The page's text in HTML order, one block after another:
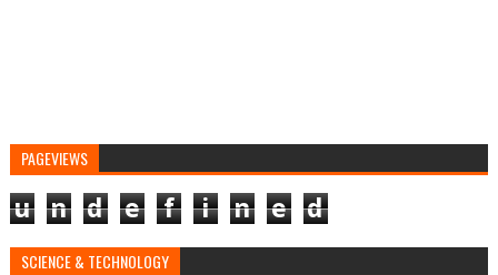
PAGEVIEWS
u n d e f i n e d
SCIENCE & TECHNOLOGY